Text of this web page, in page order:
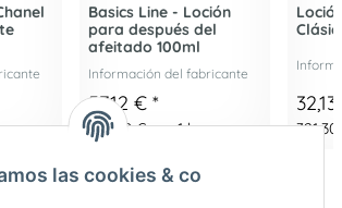
Basics Line - Loción
para después del
afeitado 100ml
Información del fabricante
57,12 € *
571,20 € por 1 l
las cookies & co